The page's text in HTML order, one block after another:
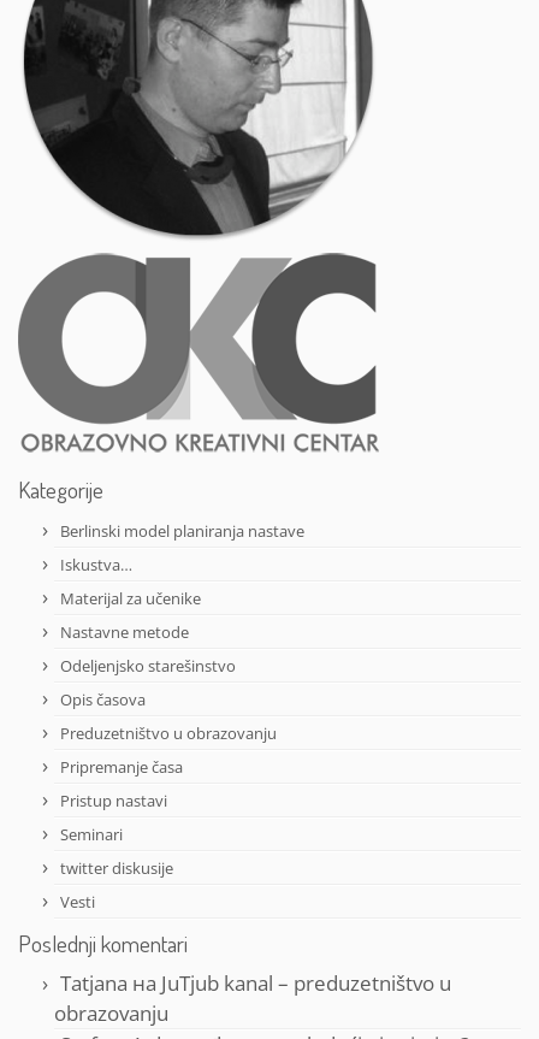
Kategorije
Berlinski model planiranja nastave
Iskustva…
Materijal za učenike
Nastavne metode
Odeljenjsko starešinstvo
Opis časova
Preduzetništvo u obrazovanju
Pripremanje časa
Pristup nastavi
Seminari
twitter diskusije
Vesti
Poslednji komentari
Tatjana на JuTjub kanal – preduzetništvo u
obrazovanju